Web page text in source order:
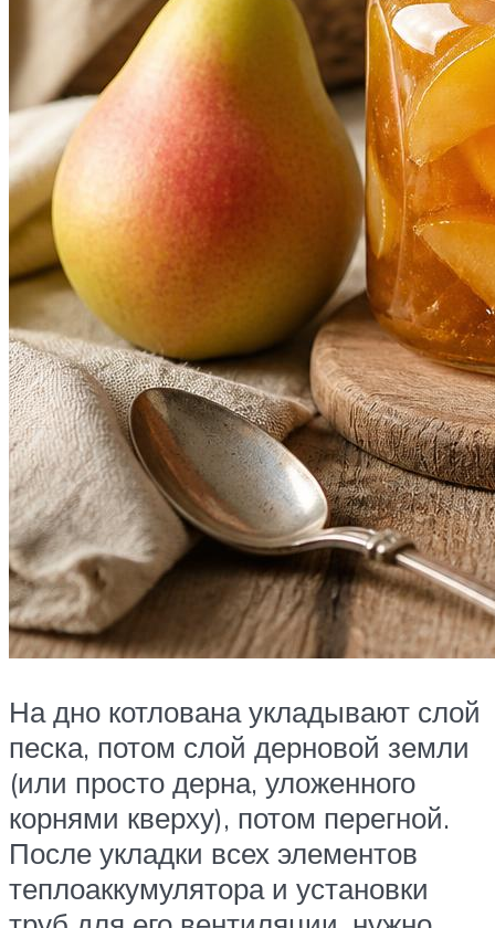
На дно котлована укладывают слой
песка, потом слой дерновой земли
(или просто дерна, уложенного
корнями кверху), потом перегной.
После укладки всех элементов
теплоаккумулятора и установки